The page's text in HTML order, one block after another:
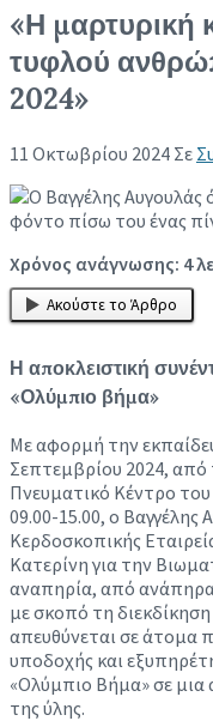
«Η μαρτυρική
τυφλού
2024»
11 Οκτωβρίου 2024 Σε
Χρόνος ανάγνωσης: 4
Ακούστε το Άρθρο
Η αποκλειστική
«Ολύμπιο βήμα»
Με αφορμή την
Σεπτεμβρίου 2024, από
Πνευματικό Κέντρο
09.00-15.00, ο Βαγγέλης
Κερδοσκοπικής
Κατερίνη για την
αναπηρία, από
με σκοπό τη
απευθύνεται σε άτομα
υποδοχής και
«Ολύμπιο Βήμα» σε μια
της ύλης.